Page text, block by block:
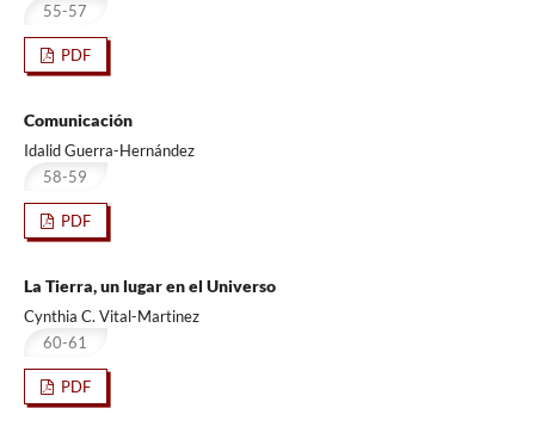
55-57
PDF
Comunicación
Idalid Guerra-Hernández
58-59
PDF
La Tierra, un lugar en el Universo
Cynthia C. Vital-Martinez
60-61
PDF